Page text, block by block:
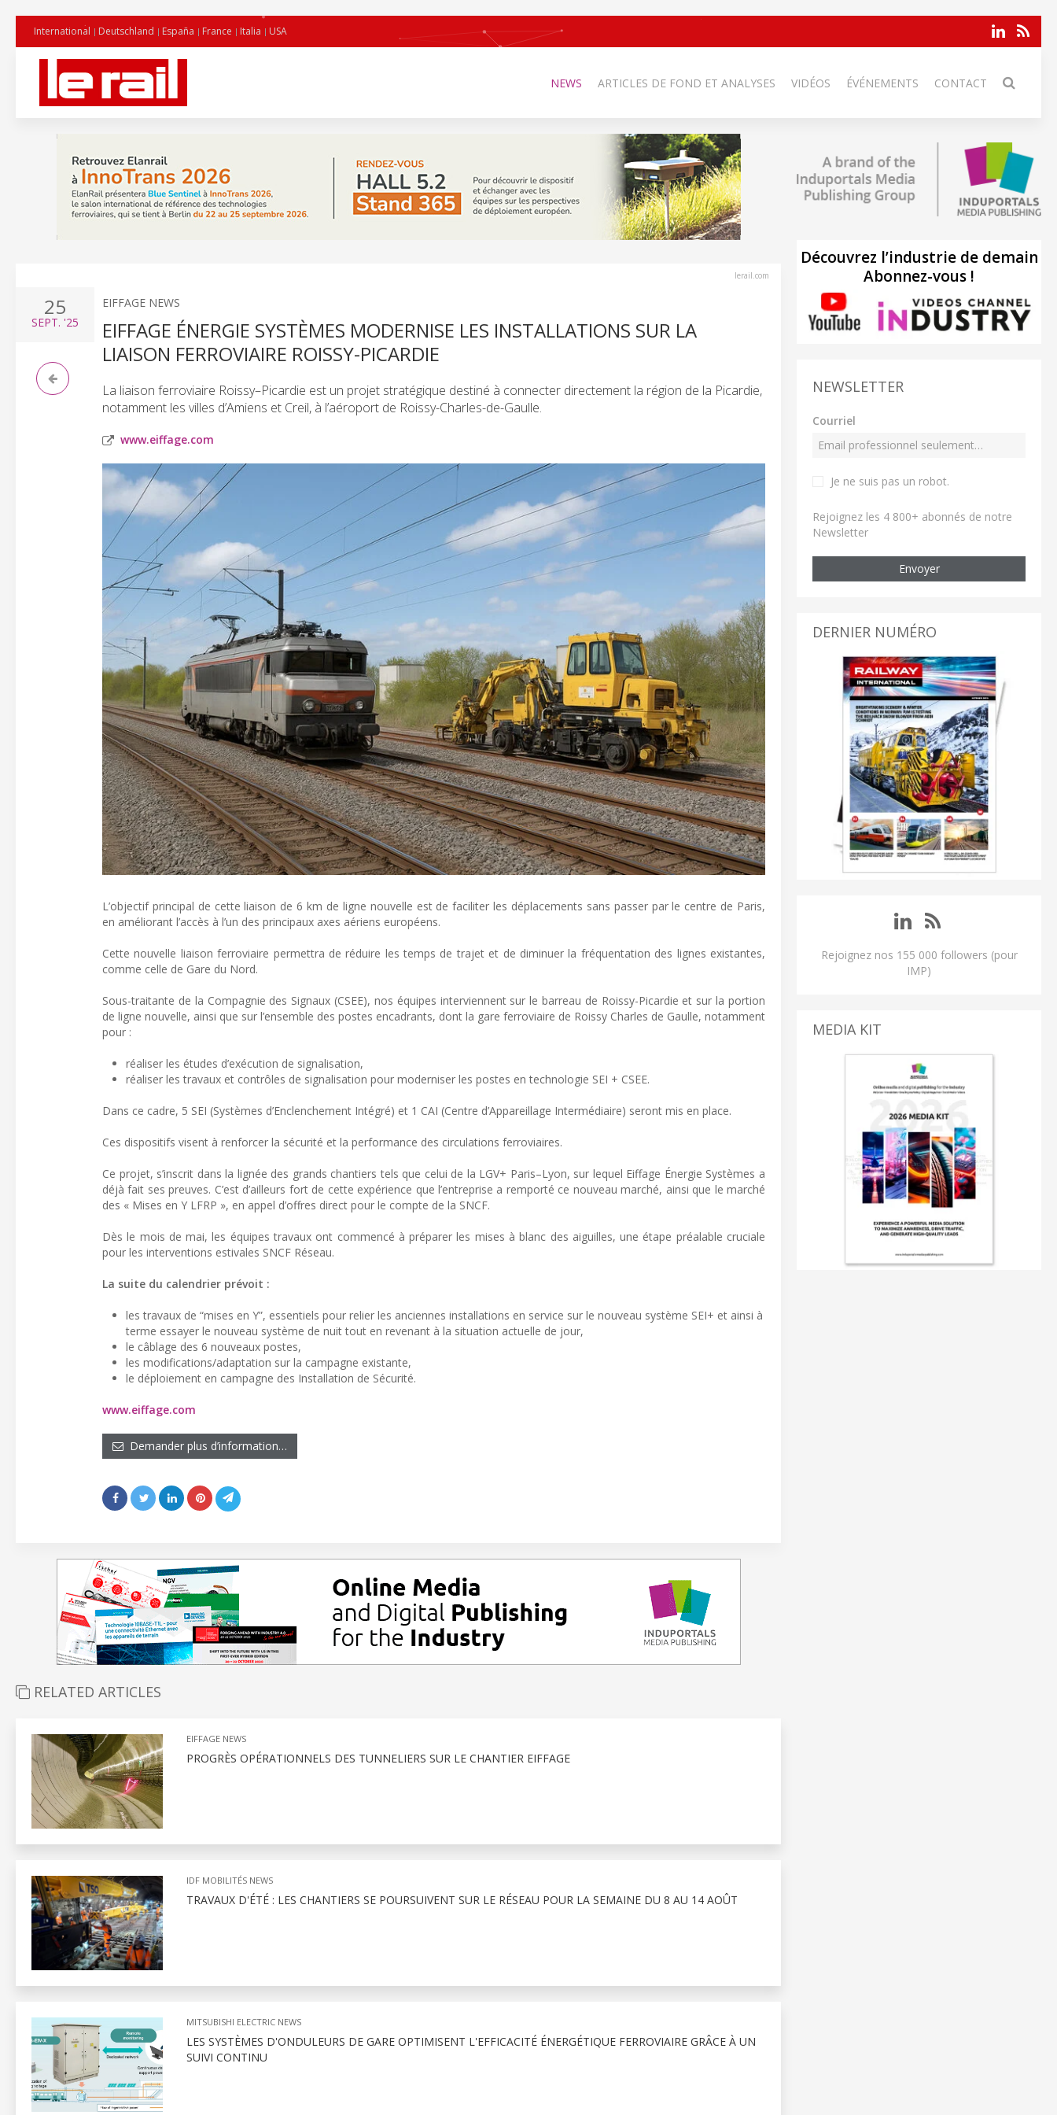
International Deutschland España France Italia USA
NEWS ARTICLES DE FOND ET ANALYSES VIDÉOS ÉVÉNEMENTS CONTACT
lerail.com
25
SEPT. '25
EIFFAGE NEWS
EIFFAGE ÉNERGIE SYSTÈMES MODERNISE LES INSTALLATIONS SUR LA
LIAISON FERROVIAIRE ROISSY-PICARDIE
La liaison ferroviaire Roissy–Picardie est un projet stratégique destiné à connecter directement la région de la Picardie,
notamment les villes d’Amiens et Creil, à l’aéroport de Roissy-Charles-de-Gaulle.
www.eiffage.com
L’objectif principal de cette liaison de 6 km de ligne nouvelle est de faciliter les déplacements sans passer par le centre de Paris,
en améliorant l’accès à l’un des principaux axes aériens européens.
Cette nouvelle liaison ferroviaire permettra de réduire les temps de trajet et de diminuer la fréquentation des lignes existantes,
comme celle de Gare du Nord.
Sous-traitante de la Compagnie des Signaux (CSEE), nos équipes interviennent sur le barreau de Roissy-Picardie et sur la portion
de ligne nouvelle, ainsi que sur l’ensemble des postes encadrants, dont la gare ferroviaire de Roissy Charles de Gaulle, notamment
pour :
réaliser les études d’exécution de signalisation,
réaliser les travaux et contrôles de signalisation pour moderniser les postes en technologie SEI + CSEE.
Dans ce cadre, 5 SEI (Systèmes d’Enclenchement Intégré) et 1 CAI (Centre d’Appareillage Intermédiaire) seront mis en place.
Ces dispositifs visent à renforcer la sécurité et la performance des circulations ferroviaires.
Ce projet, s’inscrit dans la lignée des grands chantiers tels que celui de la LGV+ Paris–Lyon, sur lequel Eiffage Énergie Systèmes a
déjà fait ses preuves. C’est d’ailleurs fort de cette expérience que l’entreprise a remporté ce nouveau marché, ainsi que le marché
des « Mises en Y LFRP », en appel d’offres direct pour le compte de la SNCF.
Dès le mois de mai, les équipes travaux ont commencé à préparer les mises à blanc des aiguilles, une étape préalable cruciale
pour les interventions estivales SNCF Réseau.
La suite du calendrier prévoit :
les travaux de “mises en Y”, essentiels pour relier les anciennes installations en service sur le nouveau système SEI+ et ainsi à
terme essayer le nouveau système de nuit tout en revenant à la situation actuelle de jour,
le câblage des 6 nouveaux postes,
les modifications/adaptation sur la campagne existante,
le déploiement en campagne des Installation de Sécurité.
www.eiffage.com
Demander plus d’information…
RELATED ARTICLES
EIFFAGE NEWS
PROGRÈS OPÉRATIONNELS DES TUNNELIERS SUR LE CHANTIER EIFFAGE
IDF MOBILITÉS NEWS
TRAVAUX D'ÉTÉ : LES CHANTIERS SE POURSUIVENT SUR LE RÉSEAU POUR LA SEMAINE DU 8 AU 14 AOÛT
MITSUBISHI ELECTRIC NEWS
LES SYSTÈMES D'ONDULEURS DE GARE OPTIMISENT L'EFFICACITÉ ÉNERGÉTIQUE FERROVIAIRE GRÂCE À UN
SUIVI CONTINU
Découvrez l’industrie de demain
Abonnez-vous !
NEWSLETTER
Courriel
Je ne suis pas un robot.
Rejoignez les 4 800+ abonnés de notre
Newsletter
Envoyer
DERNIER NUMÉRO
Rejoignez nos 155 000 followers (pour
IMP)
MEDIA KIT